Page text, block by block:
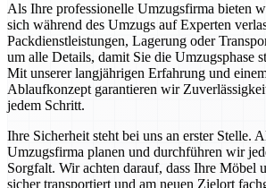
Als Ihre professionelle Umzugsfirma bieten
sich während des Umzugs auf Experten
Packdienstleistungen, Lagerung oder
um alle Details, damit Sie die Umzugsphase
Mit unserer langjährigen Erfahrung und
Ablaufkonzept garantieren wir
jedem Schritt.
Ihre Sicherheit steht bei uns an erster Stelle.
Umzugsfirma planen und durchführen wir
Sorgfalt. Wir achten darauf, dass Ihre Möbel
sicher transportiert und am neuen Zielort